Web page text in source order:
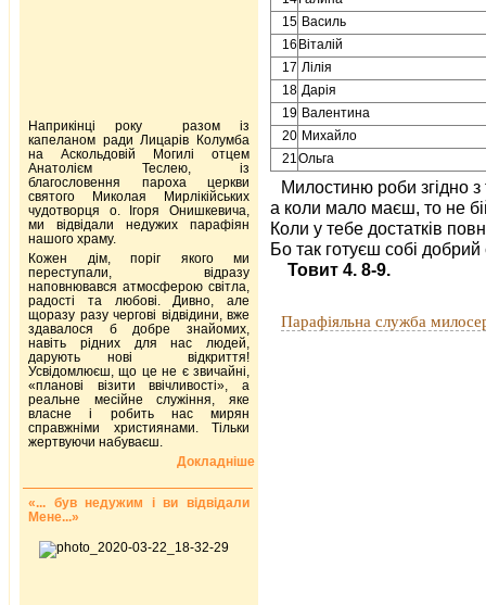
15 Василь
16 Віталій
17 Лілія
18 Дарія
19 Валентина
20 Михайло
21Ольга
Милостиню роби згідно
а коли мало маєш, то не
Коли у тебе достатків
Бо так готуєш собі
Товит 4. 8-9.
Парафіяльна служба
Наприкінці року разом із
капеланом ради Лицарів Колумба
на Аскольдовій Могилі отцем
Анатолієм Теслею, із
благословення пароха церкви
святого Миколая Мирлікійських
чудотворця о. Ігоря Онишкевича,
ми відвідали недужих парафіян
нашого храму.
Кожен дім, поріг якого ми
переступали, відразу
наповнювався атмосферою світла,
радості та любові. Дивно, але
щоразу разу чергові відвідини, вже
здавалося б добре знайомих,
навіть рідних для нас людей,
дарують нові відкриття!
Усвідомлюєш, що це не є звичайні,
«планові візити ввічливості», а
реальне месійне служіння, яке
власне і робить нас мирян
справжніми християнами. Тільки
жертвуючи набуваєш.
Докладніше
«... був недужим і ви відвідали
Мене...»